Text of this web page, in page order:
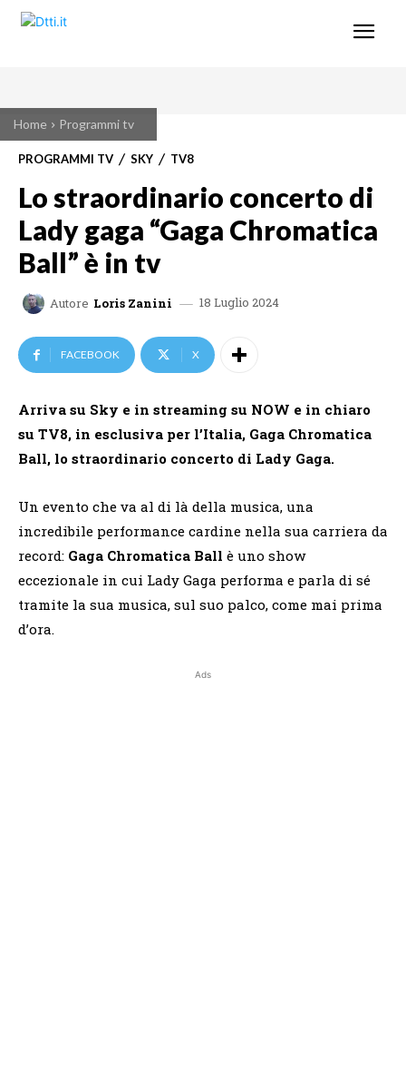
Home Programmi tv
PROGRAMMI TV SKY TV8
Lo straordinario concerto di
Lady gaga “Gaga Chromatica
Ball” è in tv
Autore Loris Zanini 18 Luglio 2024
FACEBOOK X
Arriva su Sky e in streaming su NOW e in chiaro
su TV8, in esclusiva per l’Italia, Gaga Chromatica
Ball, lo straordinario concerto di Lady Gaga.
Un evento che va al di là della musica, una
incredibile performance cardine nella sua carriera da
record: Gaga Chromatica Ball è uno show
eccezionale in cui Lady Gaga performa e parla di sé
tramite la sua musica, sul suo palco, come mai prima
d’ora.
Ads